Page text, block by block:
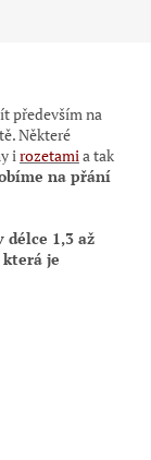
především na
Některé
irozetamia tak
na přání
délce 1,3 až
je